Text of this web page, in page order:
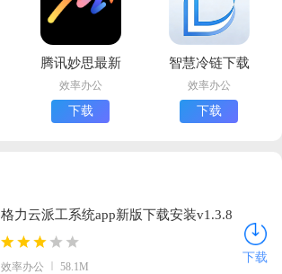
腾讯妙思最新
版下载
效率办公
下载
智慧冷链下载
最新版
效率办公
下载
格力云派工系统app新版下载安装v1.3.8
免费版
效率办公 58.1M
下载